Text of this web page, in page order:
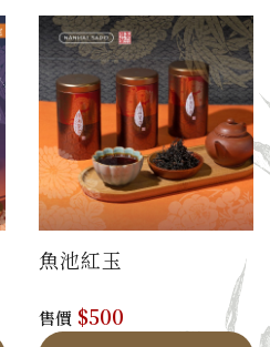
魚池紅玉
售價 $500